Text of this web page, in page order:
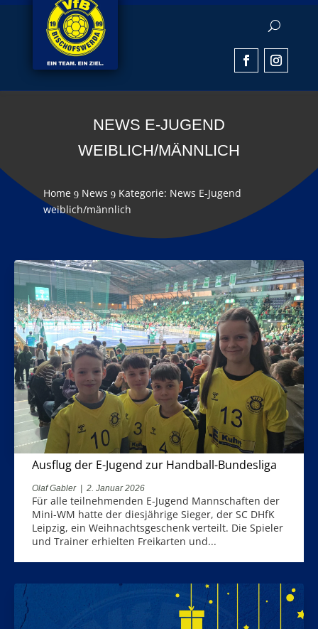
NEWS E-JUGEND
WEIBLICH/MÄNNLICH
Home 9 News 9 Kategorie: News E-Jugend
weiblich/männlich
Ausflug der E-Jugend zur Handball-Bundesliga
Olaf Gabler 2. Januar 2026
Für alle teilnehmenden E-Jugend Mannschaften der
Mini-WM hatte der diesjährige Sieger, der SC DHfK
Leipzig, ein Weihnachtsgeschenk verteilt. Die Spieler
und Trainer erhielten Freikarten und...